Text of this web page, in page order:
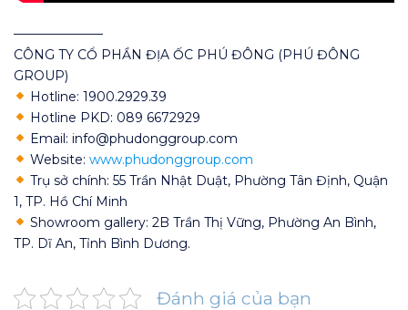
———————
CÔNG TY CỔ PHẦN ĐỊA ỐC PHÚ ĐÔNG (PHÚ ĐÔNG
GROUP)
Hotline: 1900.2929.39
Hotline PKD: 089 6672929
Email: info@phudonggroup.com
Website: www.phudonggroup.com
Trụ sở chính: 55 Trần Nhật Duật, Phường Tân Định, Quận
1, TP. Hồ Chí Minh
Showroom gallery: 2B Trần Thị Vững, Phường An Bình,
TP. Dĩ An, Tỉnh Bình Dương.
Đánh giá của bạn